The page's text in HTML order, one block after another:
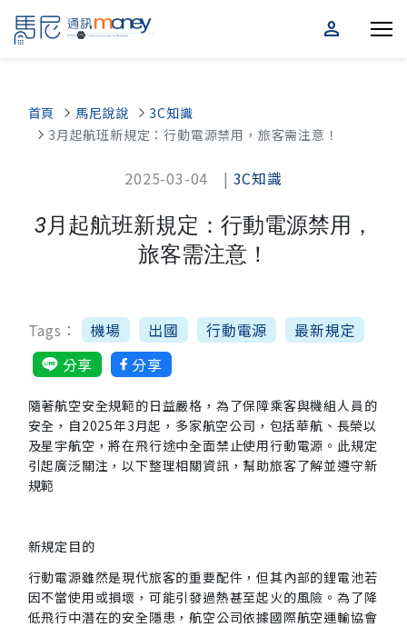
person
首頁 馬尼說說
3C知識
3月起航班新規定：行動電源禁用，旅客需注意！
2025-03-04 | 3C知識
3月起航班新規定：行動電源禁用，
旅客需注意！
Tags： 機場 出國 行動電源
最新規定
分享
分享
隨著航空安全規範的日益嚴格，為了保障乘客與機組人員的
安全，自2025年3月起，多家航空公司，包括華航、長榮以
及星宇航空，將在飛行途中全面禁止使用行動電源。此規定
引起廣泛關注，以下整理相關資訊，幫助旅客了解並遵守新
規範
新規定目的
行動電源雖然是現代旅客的重要配件，但其內部的鋰電池若
因不當使用或損壞，可能引發過熱甚至起火的風險。為了降
低飛行中潛在的安全隱患，航空公司依據國際航空運輸協會